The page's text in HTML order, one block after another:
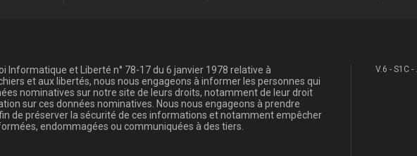
Informatique et Liberté n° 78-17 du 6 janvier 1978 relative à
et aux libertés, nous nous engageons à informer les personnes qui
nominatives sur notre site de leurs droits, notamment de leur droit
sur ces données nominatives. Nous nous engageons à prendre
de préserver la sécurité de ces informations et notamment empêcher
endommagées ou communiquées à des tiers.
V.6 - S1C